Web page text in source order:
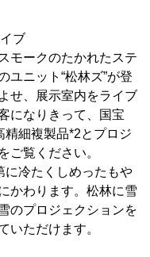
ブ
モークのたかれたステ
ユニット“松林ズ”が登
せ、展示室内をライブ
になりきって、国宝
精細複製品*2とプロジ
ご覧ください。
に冷たくしめったもや
かわります。松林に雪
のプロジェクションを
いただけます。